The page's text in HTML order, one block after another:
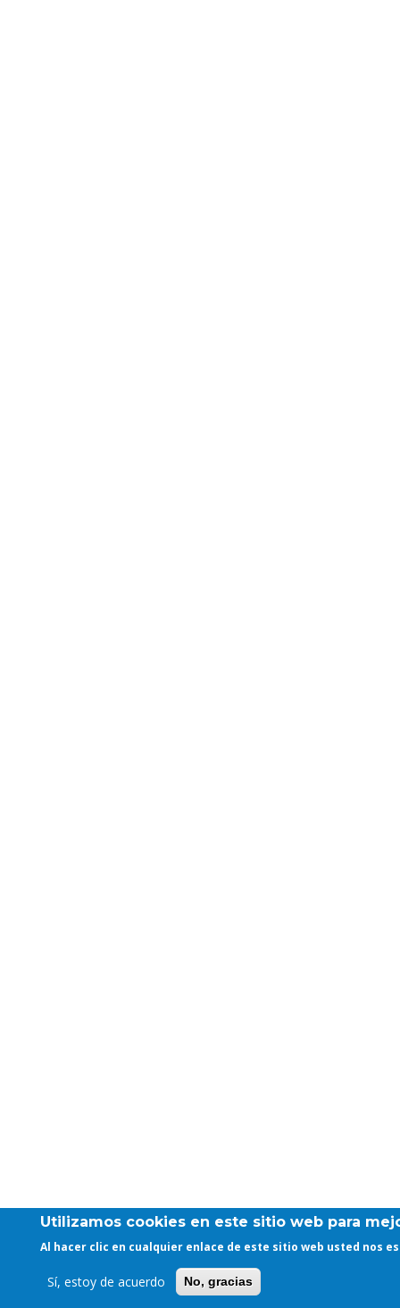
Utilizamos cookies en este sitio web para
Al hacer clic en cualquier enlace de este sitio web usted nos
Sí, estoy de acuerdo No, gracias